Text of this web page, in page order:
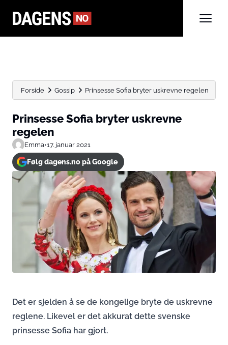
Forside Gossip Prinsesse Sofia bryter uskrevne regelen
Prinsesse Sofia bryter uskrevne
regelen
Emma•17. januar 2021
Følg dagens.no på Google
Det er sjelden å se de kongelige bryte de uskrevne
reglene. Likevel er det akkurat dette svenske
prinsesse Sofia har gjort.